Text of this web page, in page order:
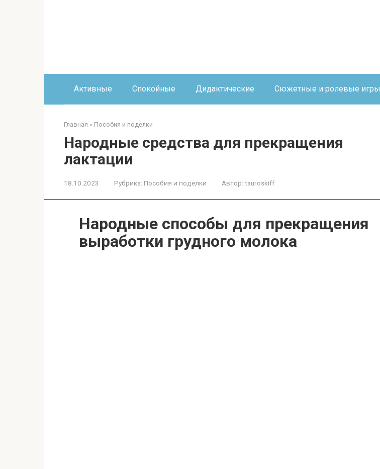
Активные Спокойные Дидактические Сюжетные и ролевые игры
Главная » Пособия и поделки
Народные средства для прекращения
лактации
18.10.2023 Рубрика: Пособия и поделки Автор: tauroskiff
Народные способы для прекращения
выработки грудного молока